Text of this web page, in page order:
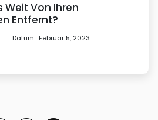
Weit Von Ihren
Entfernt?
Datum : Februar 5, 2023